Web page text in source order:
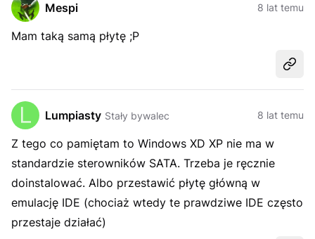
Mespi 8 lat temu
Mam taką samą płytę ;P
Lumpiasty Stały bywalec 8 lat temu
Z tego co pamiętam to Windows XD XP nie ma w
standardzie sterowników SATA. Trzeba je ręcznie
doinstalować. Albo przestawić płytę główną w
emulację IDE (chociaż wtedy te prawdziwe IDE często
przestaje działać)